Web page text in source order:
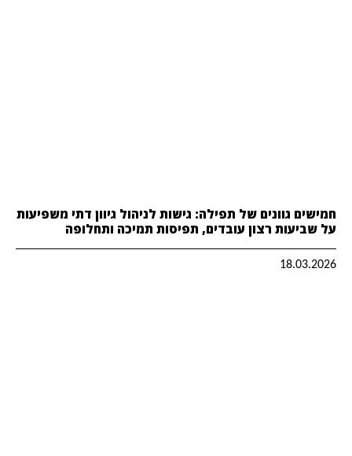
חמישים גוונים של תפילה: גישות לניהול גיוון דתי משפיעות
על שביעות רצון עובדים, תפיסות תמיכה ותחלופה
18.03.2026